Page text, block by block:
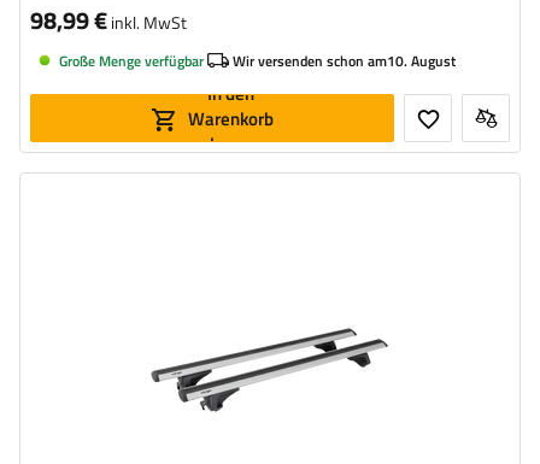
98,99 €inkl. MwSt
Große Menge verfügbar Wir versenden schon am10. August
In den
Warenkorb
legen